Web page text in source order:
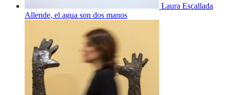
Laura Escallada
Allende, el agua son dos manos